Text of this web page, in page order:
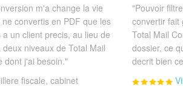
m'a change la vie
convertis en PDF que les
un client precis, au lieu de
niveaux de Total Mail
dont j'ai besoin."
fiscale, cabinet
"Pouvoir
convertir fait
Total Mail
dossier, ce
decrit bien